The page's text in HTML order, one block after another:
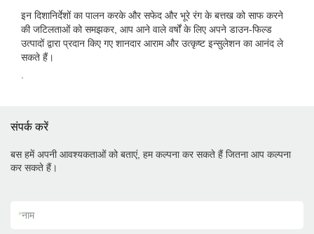
इन दिशानिर्देशों का पालन करके और सफेद और भूरे रंग के बत्तख को साफ करने
की जटिलताओं को समझकर, आप आने वाले वर्षों के लिए अपने डाउन-फिल्ड
उत्पादों द्वारा प्रदान किए गए शानदार आराम और उत्कृष्ट इन्सुलेशन का आनंद ले
सकते हैं।
संपर्क करें
बस हमें अपनी आवश्यकताओं को बताएं, हम कल्पना कर सकते हैं जितना आप कल्पना
कर सकते हैं।
*नाम